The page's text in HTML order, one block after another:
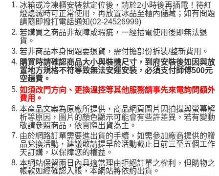
冰箱或冷凍櫃安裝就定位後，請於2小時後再插電！待紅
燈熄滅時可正常使用，再放置冰品至櫃內儲藏；如有問題
請隨即撥打電話通知(02-24526999)
若購買之商品非故障或瑕疵，一經插電使用後即無法退
貨。
若非商品本身問題要退貨，需付擔部份拆裝/整新費用。
購買時請確認商品大小與裝機尺寸，到府安裝後如因與放
置地方規格不符導致無法安運安裝，必須支付師傅500元
空趟費。
如須改門方向、更換溫控等其他服務請事先來電詢問額外
費用。
本產品文案為原廠所提供，商品網頁圖片因拍攝與螢幕解
析等原因，圖片的顏色顯示可能會有些許差異，若有變動
敬請參照商品，依實際出貨為主。
由於網路訂單需要進出貨的手續，如需參加廠商提供的贈
品兌換活動，建議敬請提早於活動截止日前三至五個工作
天訂購，以保障您的權益。
本網站保留兩日內具適當理由拒絕訂單之權利，但購物之
帳款如經確認入賬，本網站將依約出貨。